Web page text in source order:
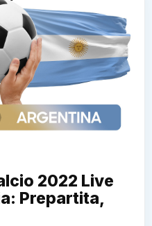
2022 Live
Prepartita,